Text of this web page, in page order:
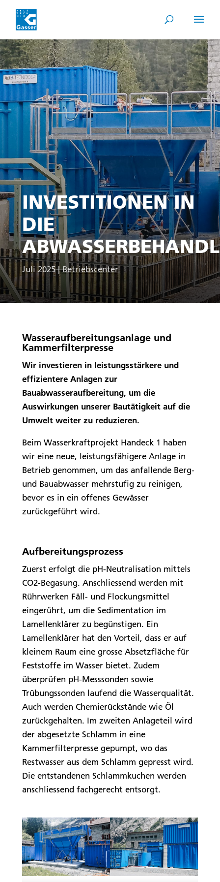
INVESTITIONEN IN
DIE
Juli 2025|Betriebscenter
Wasseraufbereitungsanlage und
Kammerfilterpresse
Wir investieren in leistungsstärkere und
effizientere Anlagen zur
Bauabwasseraufbereitung, um die
Auswirkungen unserer Bautätigkeit auf die
Umwelt weiter zu reduzieren.
Beim Wasserkraftprojekt Handeck 1 haben
wir eine neue, leistungsfähigere Anlage in
Betrieb genommen, um das anfallende Berg-
und Bauabwasser mehrstufig zu reinigen,
bevor es in ein offenes Gewässer
zurückgeführt wird.
Aufbereitungsprozess
Zuerst erfolgt die pH-Neutralisation mittels
CO2-Begasung. Anschliessend werden mit
Rührwerken Fäll- und Flockungsmittel
eingerührt, um die Sedimentation im
Lamellenklärer zu begünstigen. Ein
Lamellenklärer hat den Vorteil, dass er auf
kleinem Raum eine grosse Absetzfläche für
Feststoffe im Wasser bietet. Zudem
überprüfen pH-Messsonden sowie
Trübungssonden laufend die Wasserqualität.
Auch werden Chemierückstände wie Öl
zurückgehalten. Im zweiten Anlageteil wird
der abgesetzte Schlamm in eine
Kammerfilterpresse gepumpt, wo das
Restwasser aus dem Schlamm gepresst wird.
Die entstandenen Schlammkuchen werden
anschliessend fachgerecht entsorgt.